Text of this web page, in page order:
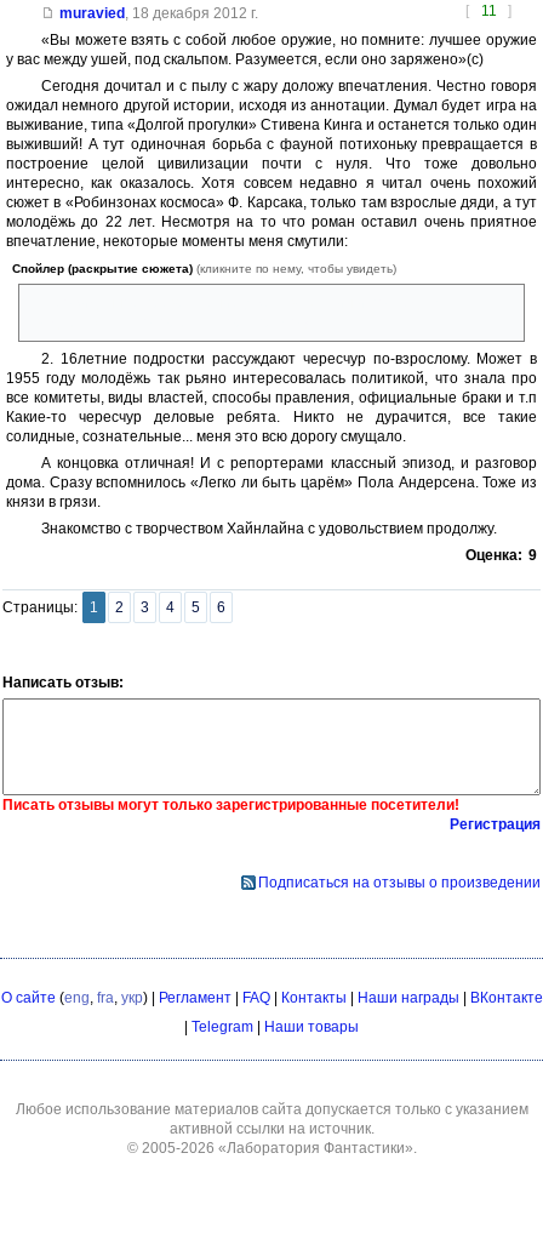
[ 11 ]
muravied , 18 декабря 2012 г.
«Вы можете взять с собой любое оружие, но помните: лучшее оружие
у вас между ушей, под скальпом. Разумеется, если оно заряжено»(с)
Сегодня дочитал и с пылу с жару доложу впечатления. Честно говоря
ожидал немного другой истории, исходя из аннотации. Думал будет игра на
выживание, типа «Долгой прогулки» Стивена Кинга и останется только один
выживший! А тут одиночная борьба с фауной потихоньку превращается в
построение целой цивилизации почти с нуля. Что тоже довольно
интересно, как оказалось. Хотя совсем недавно я читал очень похожий
сюжет в «Робинзонах космоса» Ф. Карсака, только там взрослые дяди, а тут
молодёжь до 22 лет. Несмотря на то что роман оставил очень приятное
впечатление, некоторые моменты меня смутили:
Спойлер (раскрытие сюжета) (кликните по нему, чтобы увидеть)
2. 16летние подростки рассуждают чересчур по-взрослому. Может в
1955 году молодёжь так рьяно интересовалась политикой, что знала про
все комитеты, виды властей, способы правления, официальные браки и т.п
Какие-то чересчур деловые ребята. Никто не дурачится, все такие
солидные, сознательные... меня это всю дорогу смущало.
А концовка отличная! И с репортерами классный эпизод, и разговор
дома. Сразу вспомнилось «Легко ли быть царём» Пола Андерсена. Тоже из
князи в грязи.
Знакомство с творчеством Хайнлайна с удовольствием продолжу.
Оценка: 9
Страницы: 1 2 3 4 5 6
Написать отзыв:
Писать отзывы могут только зарегистрированные посетители!
Регистрация
Подписаться на отзывы о произведении
О сайте (eng, fra, укр) | Регламент| FAQ| Контакты Наши награды
ВКонтакте
Telegram Наши товары
Любое использование материалов сайта допускается только с указанием
активной ссылки на источник.
© 2005-2026 «Лаборатория Фантастики».